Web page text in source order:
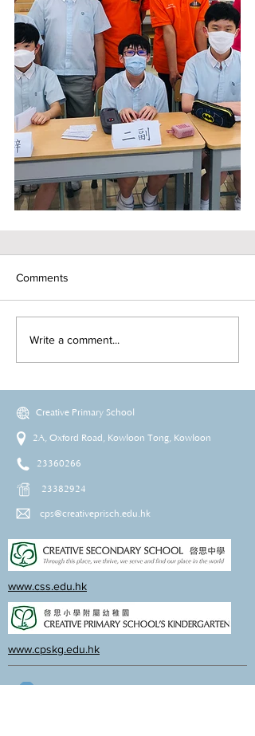
Comments
Write a comment...
Creative Primary School
2A, Oxford Road, Kowloon Tong, Kowloon
23360266
23382924
cps@creativeprisch.edu.hk
www.css.edu.hk
www.cpskg.edu.hk
Intranet